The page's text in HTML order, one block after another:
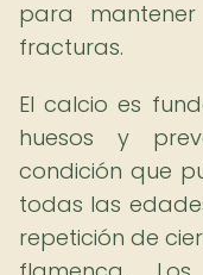
para
fracturas.
El calcio es
huesos y
condición que
todas las
repetición de